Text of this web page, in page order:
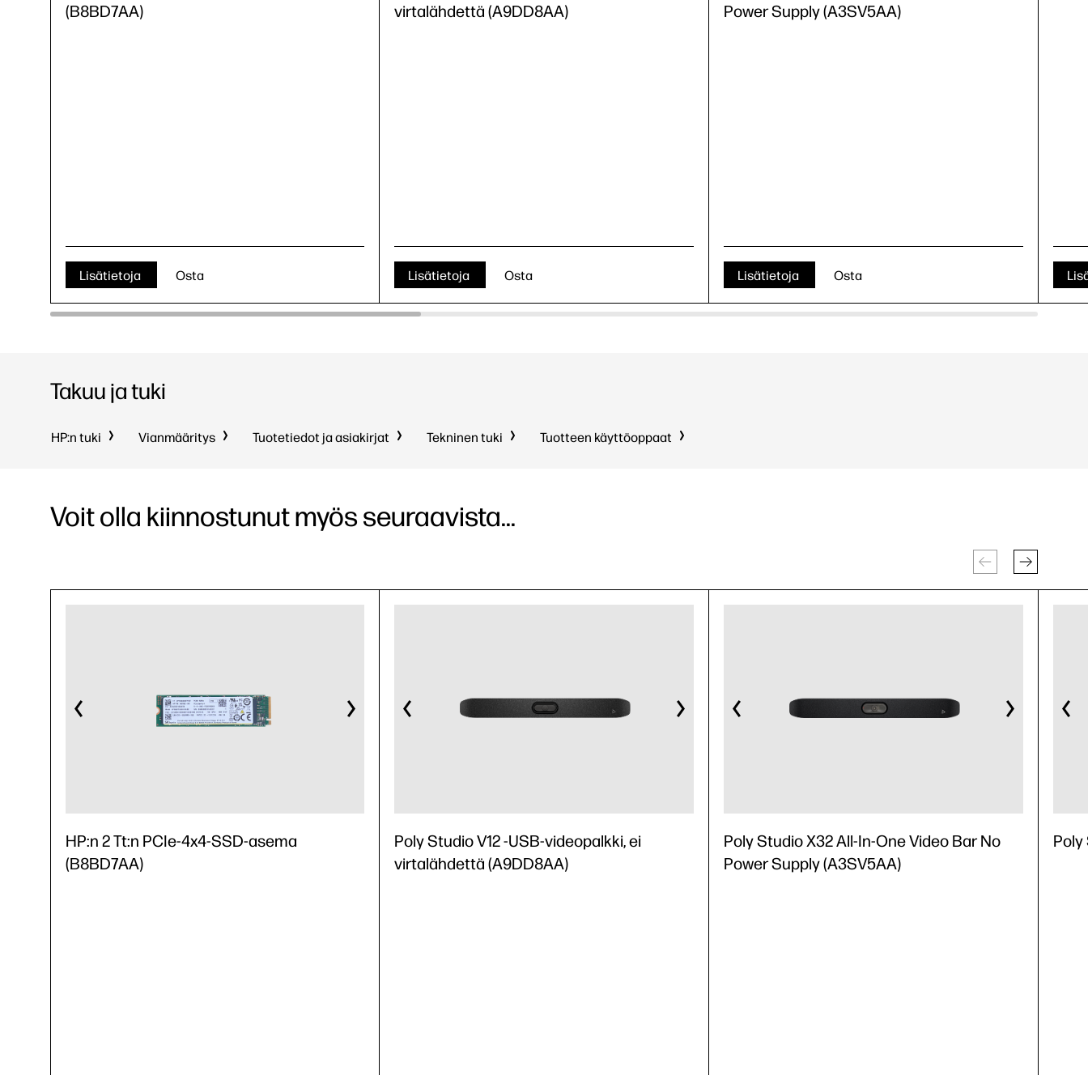
(B8BD7AA)
Lisätietoja Osta
virtalähdettä (A9DD8AA)
Lisätietoja Osta
Power Supply (A3SV5AA)
Lisätietoja Osta
Takuu ja tuki
HP:n tuki Vianmääritys Tuotetiedot ja asiakirjat Tekninen tuki Tuotteen käyttöoppaat
Voit olla kiinnostunut myös seuraavista...
HP:n 2 Tt:n PCIe-4x4-SSD-asema
(B8BD7AA)
Poly Studio V12 -USB-videopalkki, ei
virtalähdettä (A9DD8AA)
Poly Studio X32 All-In-One Video Bar No
Power Supply (A3SV5AA)
Poly